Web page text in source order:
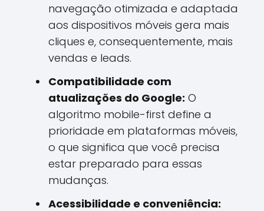
navegação otimizada e adaptada
aos dispositivos móveis gera mais
cliques e, consequentemente, mais
vendas e leads.
Compatibilidade com
atualizações do Google: O
algoritmo mobile-first define a
prioridade em plataformas móveis,
o que significa que você precisa
estar preparado para essas
mudanças.
Acessibilidade e conveniência: